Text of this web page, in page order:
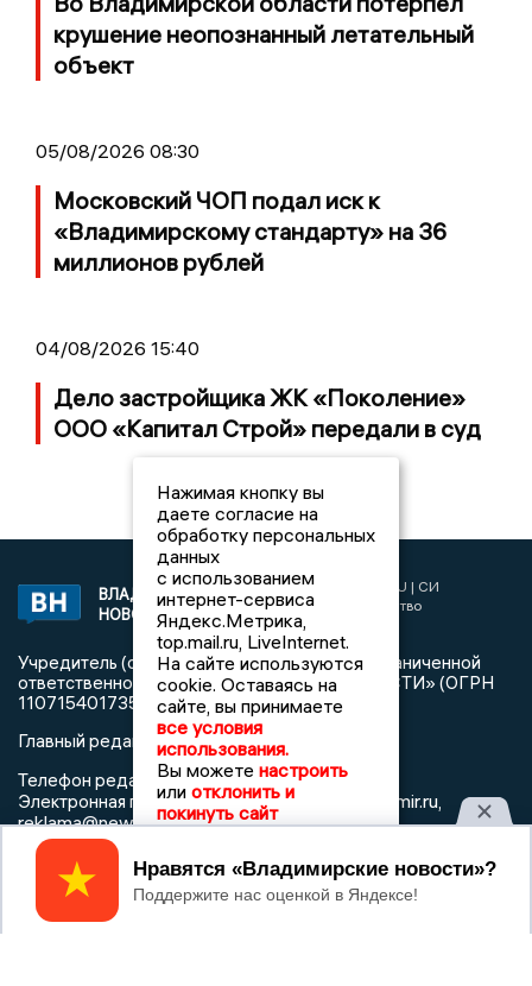
крушение неопознанный летательный
объект
05/08/2026 08:30
Московский ЧОП подал иск к
«Владимирскому стандарту» на 36
миллионов рублей
04/08/2026 15:40
Дело застройщика ЖК «Поколение»
ООО «Капитал Строй» передали в суд
ВЛАДИМИРСКИЕ
НОВОСТИ
2017 © NEWSVLADIMIR.RU | СИ
«Информационное агентство
Владимирские новости»
Учредитель (соучредители): Общество с ограниченной
ответственностью «РЕГИОНАЛЬНЫЕ НОВОСТИ» (ОГРН
1107154017354)
Главный редактор: Мазов С. А.
Телефон редакции:8 (4922) 666916
Электронная почта редакции:info@newsvladimir.ru,
reklama@newsvladimir.ru
Регистрационный номер: серия Эл № ФС77-78858 от 4
августа 2020 г. согласно выписке из реестра
зарегистрированных средств массовой информации
Нажимая кнопку вы
даете согласие на
обработку персональных
данных
с использованием
интернет-сервиса
Яндекс.Метрика,
top.mail.ru, LiveInternet.
На сайте используются
cookie. Оставаясь на
сайте, вы принимаете
все условия
использования.
Вы можете настроить
или отклонить и
покинуть сайт
Принять